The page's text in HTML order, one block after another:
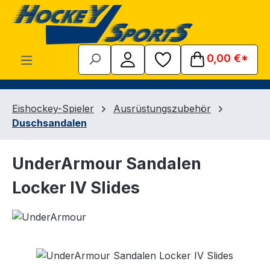
Zum Hauptinhalt springen
0,00 €*
Eishockey-Spieler
Ausrüstungszubehör
Duschsandalen
UnderArmour Sandalen
Locker IV Slides
Bildergalerie überspringen